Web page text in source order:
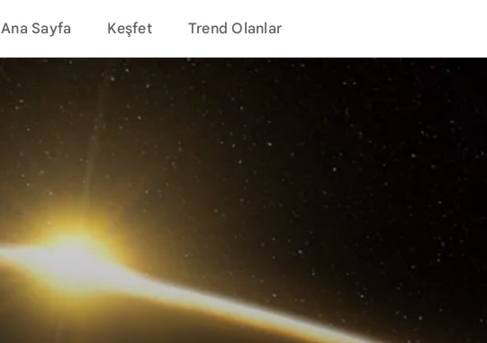
Ana Sayfa Keşfet Trend Olanlar